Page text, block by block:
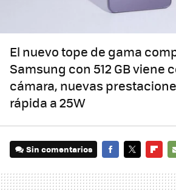
El nuevo tope de gama
Samsung con 512 GB viene
cámara, nuevas
rápida a 25W
Sin comentarios